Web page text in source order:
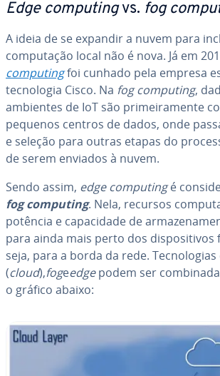
Edge computingvs. fog
A ideia de se expandir a nuvem para
com­pu­ta­ção local não é nova. Já em
computingfoi cunhado pela empresa
tec­no­lo­gia Cisco. Na fog computing,
ambientes de IoT são pri­mei­ra­mente
pequenos centros de dados, onde
e seleção para outras etapas do
de serem enviados à nuvem.
Sendo assim, edge computingé
fog computing. Nela, recursos
potência e ca­pa­ci­dade de
para ainda mais perto dos dis­po­si­ti­vos
seja, para a borda da rede.
(cloud),fogeedgepodem ser
o gráfico abaixo: